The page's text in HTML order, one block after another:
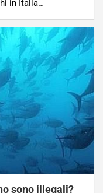
in Italia…
sono illegali?